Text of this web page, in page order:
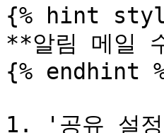
{% hint
**알림 메일
{% endhint
1. '공유 설